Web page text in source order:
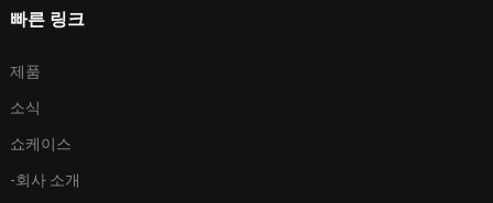
빠른 링크
제품
소식
쇼케이스
-회사 소개